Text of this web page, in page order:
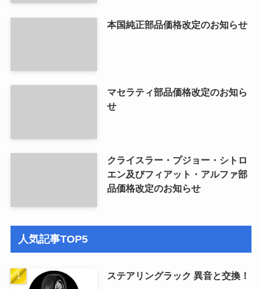
本国純正部品価格改定のお知らせ
マセラティ部品価格改定のお知ら
せ
クライスラー・プジョー・シトロ
エン及びフィアット・アルファ部
品価格改定のお知らせ
人気記事TOP5
ステアリングラック 異音と交換！